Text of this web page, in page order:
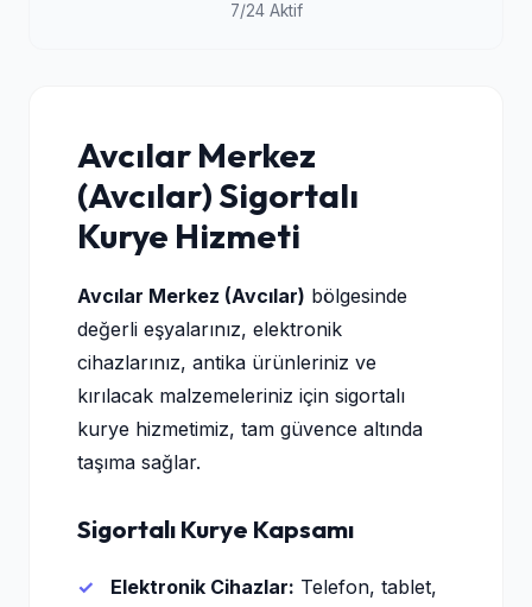
7/24 Aktif
Avcılar Merkez
(Avcılar) Sigortalı
Kurye Hizmeti
Avcılar Merkez (Avcılar) bölgesinde
değerli eşyalarınız, elektronik
cihazlarınız, antika ürünleriniz ve
kırılacak malzemeleriniz için sigortalı
kurye hizmetimiz, tam güvence altında
taşıma sağlar.
Sigortalı Kurye Kapsamı
Elektronik Cihazlar: Telefon, tablet,